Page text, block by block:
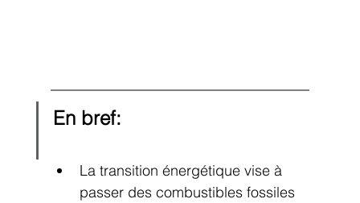
En bref:
La transition énergétique vise à
passer des combustibles fossiles